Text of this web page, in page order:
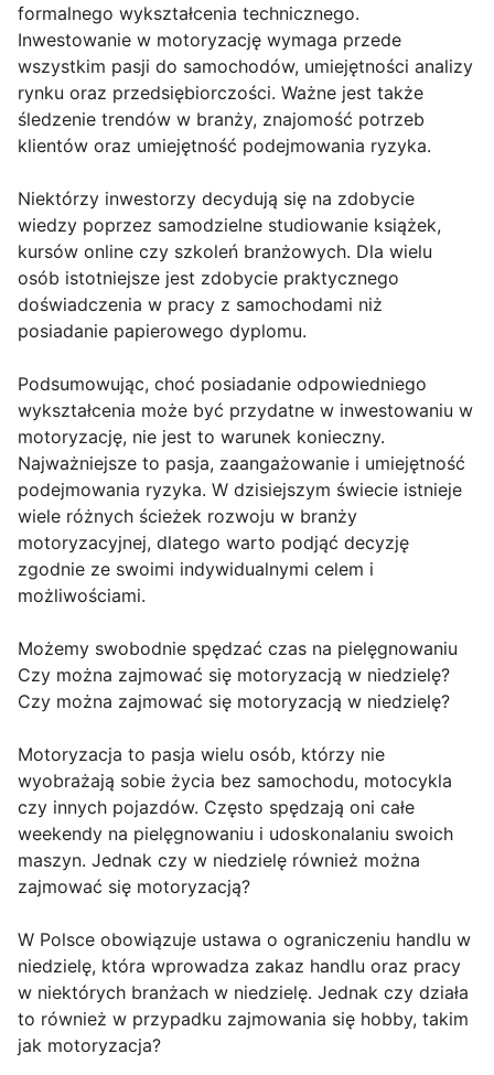
formalnego wykształcenia technicznego.
Inwestowanie w motoryzację wymaga przede
wszystkim pasji do samochodów, umiejętności analizy
rynku oraz przedsiębiorczości. Ważne jest także
śledzenie trendów w branży, znajomość potrzeb
klientów oraz umiejętność podejmowania ryzyka.
Niektórzy inwestorzy decydują się na zdobycie
wiedzy poprzez samodzielne studiowanie książek,
kursów online czy szkoleń branżowych. Dla wielu
osób istotniejsze jest zdobycie praktycznego
doświadczenia w pracy z samochodami niż
posiadanie papierowego dyplomu.
Podsumowując, choć posiadanie odpowiedniego
wykształcenia może być przydatne w inwestowaniu w
motoryzację, nie jest to warunek konieczny.
Najważniejsze to pasja, zaangażowanie i umiejętność
podejmowania ryzyka. W dzisiejszym świecie istnieje
wiele różnych ścieżek rozwoju w branży
motoryzacyjnej, dlatego warto podjąć decyzję
zgodnie ze swoimi indywidualnymi celem i
możliwościami.
Możemy swobodnie spędzać czas na pielęgnowaniu
Czy można zajmować się motoryzacją w niedzielę?
Czy można zajmować się motoryzacją w niedzielę?
Motoryzacja to pasja wielu osób, którzy nie
wyobrażają sobie życia bez samochodu, motocykla
czy innych pojazdów. Często spędzają oni całe
weekendy na pielęgnowaniu i udoskonalaniu swoich
maszyn. Jednak czy w niedzielę również można
zajmować się motoryzacją?
W Polsce obowiązuje ustawa o ograniczeniu handlu w
niedzielę, która wprowadza zakaz handlu oraz pracy
w niektórych branżach w niedzielę. Jednak czy działa
to również w przypadku zajmowania się hobby, takim
jak motoryzacja?